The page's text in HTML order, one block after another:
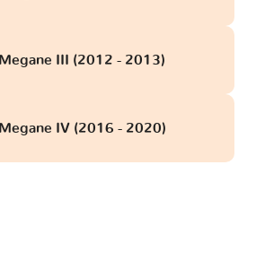
III (2012 - 2013)
IV (2016 - 2020)